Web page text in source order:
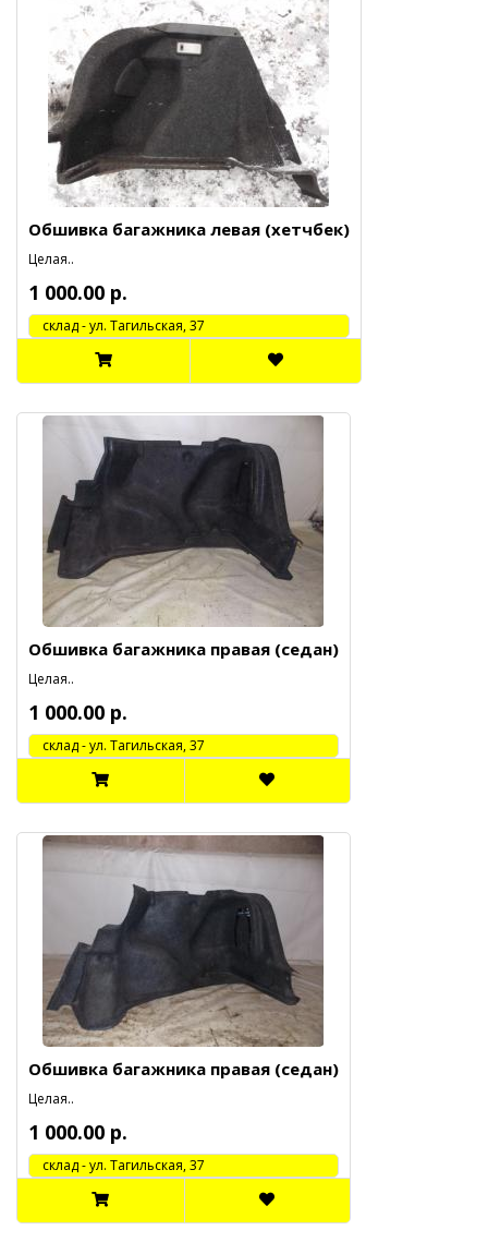
Обшивка багажника левая (хетчбек)
Целая..
1 000.00 р.
cклад - ул. Тагильская, 37
Обшивка багажника правая (седан)
Целая..
1 000.00 р.
cклад - ул. Тагильская, 37
Обшивка багажника правая (седан)
Целая..
1 000.00 р.
cклад - ул. Тагильская, 37